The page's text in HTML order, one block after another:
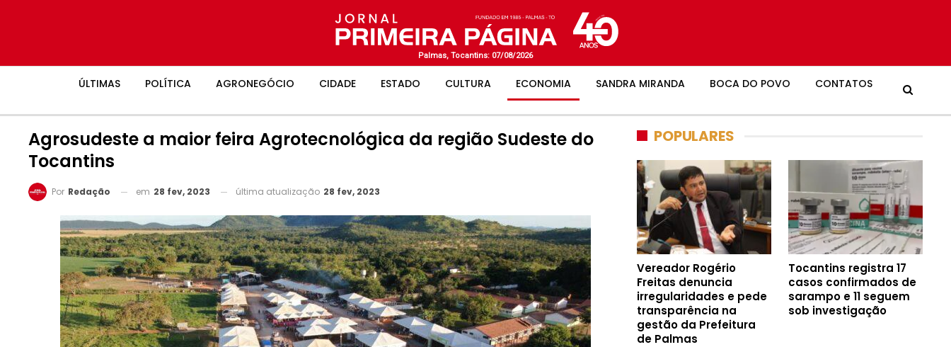
Palmas, Tocantins: 07/08/2026
ÚLTIMAS POLÍTICA AGRONEGÓCIO CIDADE ESTADO CULTURA ECONOMIA SANDRA MIRANDA BOCA DO POVO CONTATOS
Agrosudeste a maior feira Agrotecnológica da região Sudeste do
Tocantins
Por Redação em 28 fev, 2023 última atualização 28 fev, 2023
POPULARES
Vereador Rogério
Freitas denuncia
irregularidades e pede
transparência na
gestão da Prefeitura
de Palmas
Tocantins registra 17
casos confirmados de
sarampo e 11 seguem
sob investigação